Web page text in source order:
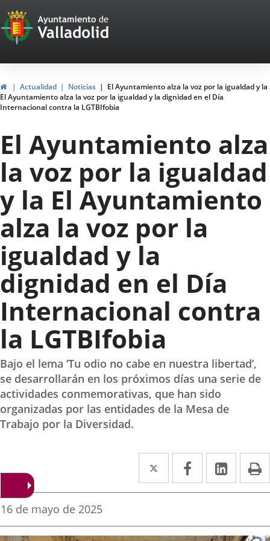
Portal
Web
del
Ayuntamiento
de
Valladolid
HomeActualidad Noticias
El Ayuntamiento alza la voz por la igualdad y la
El Ayuntamiento alza la voz por la igualdad y la dignidad en el Día
Internacional contra la LGTBIfobia
El Ayuntamiento alza
la voz por la igualdad
y la El Ayuntamiento
alza la voz por la
igualdad y la
dignidad en el Día
Internacional contra
la LGTBIfobia
Bajo el lema ‘Tu odio no cabe en nuestra libertad’,
se desarrollarán en los próximos días una serie de
actividades conmemorativas, que han sido
organizadas por las entidades de la Mesa de
Trabajo por la Diversidad.
Twitter
Enlace
a
aplicación
Facebook
Enlace
a
aplicación
Enlace
a
Fecha
la
16 de mayo de 2025